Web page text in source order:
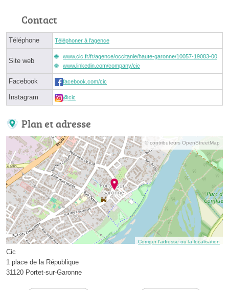
Contact
Téléphone Téléphoner à l'agence
Site web
www.cic.fr/fr/agence/occitanie/haute-garonne/10057-19083-00
www.linkedin.com/company/cic
Facebook facebook.com/cic
Instagram @cic
Plan et adresse
© contributeurs OpenStreetMap
Corriger l’adresse ou la localisation
Cic
1 place de la République
31120 Portet-sur-Garonne